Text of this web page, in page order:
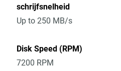
schrijfsnelheid
Up to 250 MB/s
Disk Speed (RPM)
7200 RPM